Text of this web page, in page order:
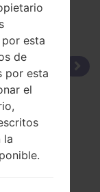
esta
de
por esta
el
la